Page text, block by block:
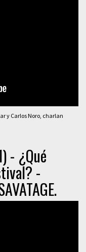
y Carlos Noro, charlan
- ¿Qué
-